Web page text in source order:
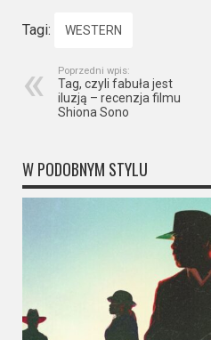
Tagi: WESTERN
Poprzedni wpis:
Tag, czyli fabuła jest
iluzją – recenzja filmu
Shiona Sono
W PODOBNYM STYLU